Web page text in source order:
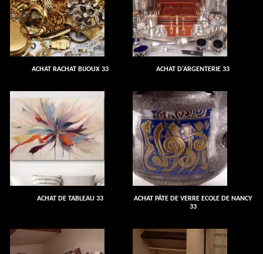
ACHAT RACHAT BIJOUX 33 ACHAT D'ARGENTERIE 33
ACHAT DE TABLEAU 33
ACHAT PÂTE DE VERRE ECOLE DE NANCY
33